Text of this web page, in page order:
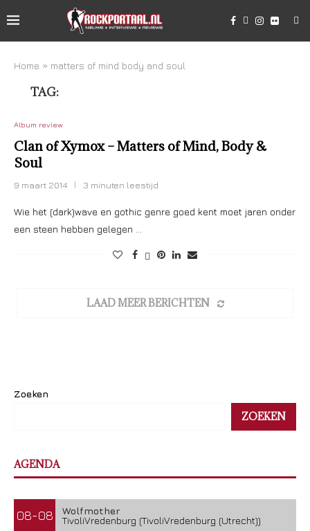
Home » matters of mind body and soul
TAG:
Album review
Clan of Xymox – Matters of Mind, Body &
Soul
9 maart 2014 3 minuten leestijd
Wie het (dark)wave en gothic genre goed kent moet jaren onder
een steen hebben gelegen …
LAAD MEER BERICHTEN
Zoeken
ZOEKEN
AGENDA
08-08
Wolfmother
TivoliVredenburg (TivoliVredenburg (Utrecht))